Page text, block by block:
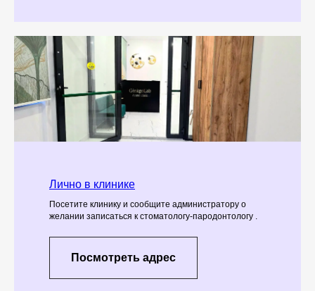
Лично в клинике
Посетите клинику и сообщите администратору о
желании записаться к стоматологу-пародонтологу .
Посмотреть адрес